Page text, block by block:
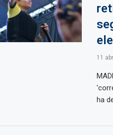
11
ha